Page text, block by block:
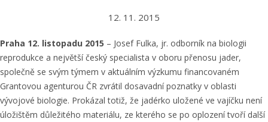
12. 11. 2015
Praha 12. listopadu 2015 – Josef Fulka, jr. odborník na biologii
reprodukce a největší český specialista v oboru přenosu jader,
společně se svým týmem v aktuálním výzkumu financovaném
Grantovou agenturou ČR zvrátil dosavadní poznatky v oblasti
vývojové biologie. Prokázal totiž, že jadérko uložené ve vajíčku není
úložištěm důležitého materiálu, ze kterého se po oplození tvoří další